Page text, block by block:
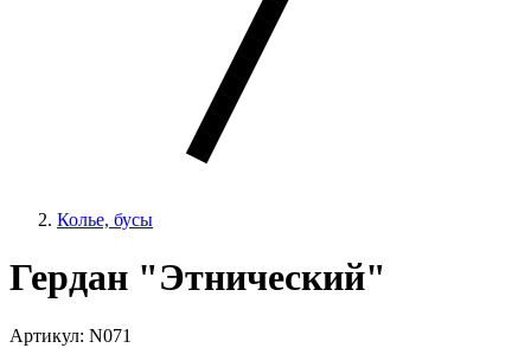
Колье, бусы
Гердан "Этнический"
Артикул: N071